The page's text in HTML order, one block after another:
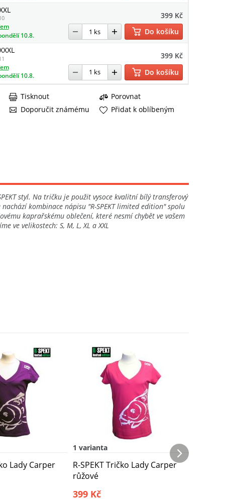
399 Kč
10.8.
Do košíku
399 Kč
10.8. Do košíku
Porovnat
Doporučit známému
Tisknout
Přidat k oblíbeným
styl. Na tričku je použit vysoce kvalitní bílý transferový
kombinace nápisu "R-SPEKT limited edition" spolu
kaprařskému oblečení, které nesmí chybět ve vašem
ve velikostech: S, M, L, XL a XXL
Lady Carper
1 varianta
R-SPEKT Tričko Lady Carper
růžové
399 Kč